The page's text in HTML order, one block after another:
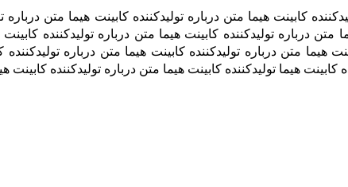
کابینت هیما متن درباره تولیدکننده کابینت هیما متن
متن درباره تولیدکننده کابینت هیما متن درباره تولیدکننده
هیما متن درباره تولیدکننده کابینت هیما متن درباره
کابینت هیما تولیدکننده کابینت هیما متن درباره تولیدکننده کابینت